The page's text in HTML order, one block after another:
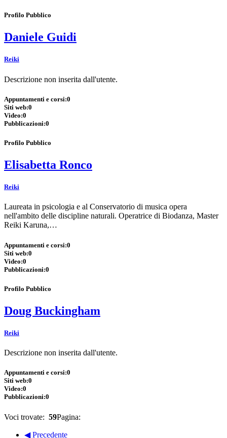
Profilo Pubblico
Daniele Guidi
Reiki
Descrizione non inserita dall'utente.
Appuntamenti e corsi:0
Siti web:0
Video:0
Pubblicazioni:0
Profilo Pubblico
Elisabetta Ronco
Reiki
Laureata in psicologia e al Conservatorio di musica opera
nell'ambito delle discipline naturali. Operatrice di Biodanza, Master
Reiki Karuna,…
Appuntamenti e corsi:0
Siti web:0
Video:0
Pubblicazioni:0
Profilo Pubblico
Doug Buckingham
Reiki
Descrizione non inserita dall'utente.
Appuntamenti e corsi:0
Siti web:0
Video:0
Pubblicazioni:0
Voci trovate: 59Pagina:
◀ Precedente